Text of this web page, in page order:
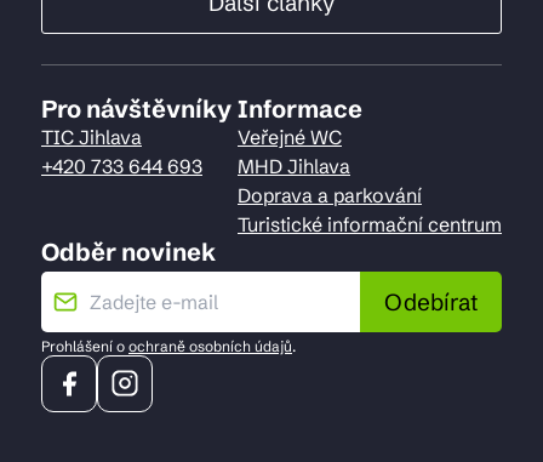
Pro návštěvníky
TIC Jihlava
+420 733 644 693
Informace
Veřejné WC
MHD Jihlava
Doprava a parkování
Turistické informační centrum
Odběr novinek
Odebírat
Prohlášení o ochraně osobních údajů.